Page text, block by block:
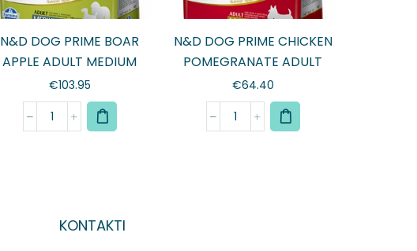
N&D DOG PRIME BOAR
APPLE ADULT MEDIUM
MAXI
€103.95
N&D DOG PRIME CHICKEN
POMEGRANATE ADULT
MINI 7kg
€64.40
KONTAKTI